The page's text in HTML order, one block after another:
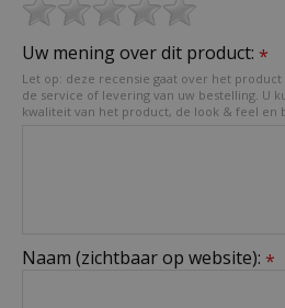
Uw mening over dit product: *
Let op: deze recensie gaat over het
de service of levering van uw bestelling. U
kwaliteit van het product, de look & feel en
Naam (zichtbaar op website): *